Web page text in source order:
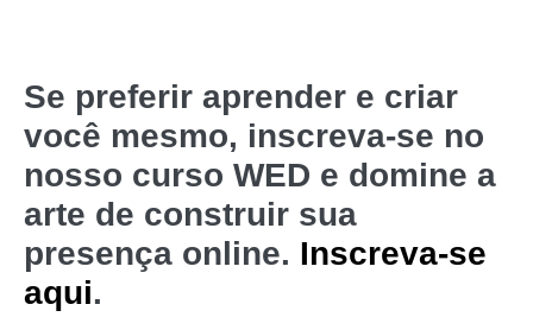
Se preferir aprender e criar
você mesmo, inscreva-se no
nosso curso WED e domine a
arte de construir sua
presença online. Inscreva-se
aqui.